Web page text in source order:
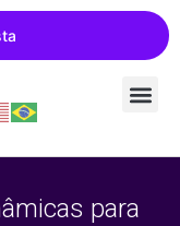
para